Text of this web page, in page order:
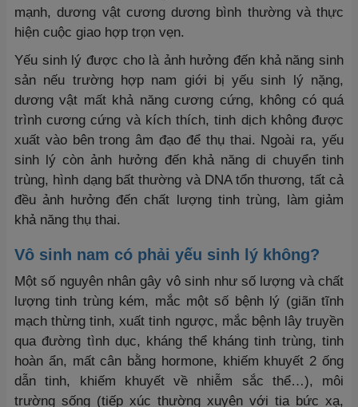
mạnh, dương vật cương dương bình thường và thực
hiện cuộc giao hợp trọn vẹn.
Yếu sinh lý được cho là ảnh hưởng đến khả năng sinh
sản nếu trường hợp nam giới bị yếu sinh lý nặng,
dương vật mất khả năng cương cứng, không có quá
trình cương cứng và kích thích, tinh dịch không được
xuất vào bên trong âm đạo để thụ thai. Ngoài ra, yếu
sinh lý còn ảnh hưởng đến khả năng di chuyển tinh
trùng, hình dạng bất thường và DNA tổn thương, tất cả
đều ảnh hưởng đến chất lượng tinh trùng, làm giảm
khả năng thụ thai.
Vô sinh nam có phải yếu sinh lý không?
Một số nguyên nhân gây vô sinh như số lượng và chất
lượng tinh trùng kém, mắc một số bệnh lý (giãn tĩnh
mạch thừng tinh, xuất tinh ngược, mắc bệnh lây truyền
qua đường tình dục, kháng thể kháng tinh trùng, tinh
hoàn ẩn, mất cân bằng hormone, khiếm khuyết 2 ống
dẫn tinh, khiếm khuyết về nhiễm sắc thể…), môi
trường sống (tiếp xúc thường xuyên với tia bức xạ,